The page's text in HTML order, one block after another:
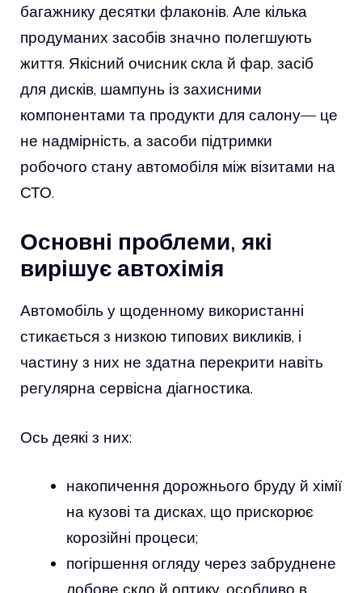
багажнику десятки флаконів. Але кілька
продуманих засобів значно полегшують
життя. Якісний очисник скла й фар, засіб
для дисків, шампунь із захисними
компонентами та продукти для салону— це
не надмірність, а засоби підтримки
робочого стану автомобіля між візитами на
СТО.
Основні проблеми, які
вирішує автохімія
Автомобіль у щоденному використанні
стикається з низкою типових викликів, і
частину з них не здатна перекрити навіть
регулярна сервісна діагностика.
Ось деякі з них:
накопичення дорожнього бруду й хімії
на кузові та дисках, що прискорює
корозійні процеси;
погіршення огляду через забруднене
лобове скло й оптику, особливо в